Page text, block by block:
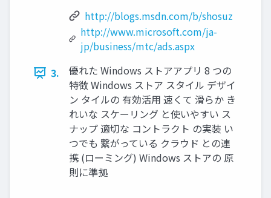
http://blogs.msdn.com/b/shosuz
http://www.microsoft.com/ja-
jp/business/mtc/ads.aspx
3.
優れた Windows ストアアプリ 8 つの
特徴 Windows ストア スタイル デザイ
ン タイルの 有効活用 速くて 滑らか き
れいな スケーリング と使いやすい ス
ナップ 適切な コントラクト の実装 い
つでも 繋がっている クラウド との連
携 (ローミング) Windows ストアの 原
則に準拠